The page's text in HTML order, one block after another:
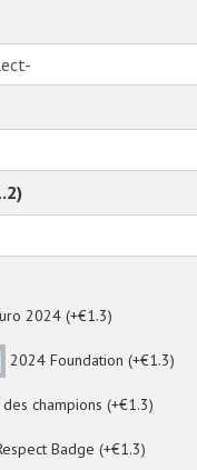
2024 (+€1.3)
2024 Foundation (+€1.3)
champions (+€1.3)
Badge (+€1.3)